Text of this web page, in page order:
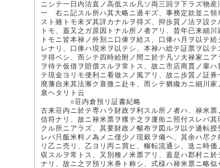
ニシテ一日内沽直ノ高低スル凡ソ両三回ヲ下ラズ物
一 右ニ記スル所ハ其大略ニ過ギズ、事務定款並ニ領
スト雖トモ未ダ其詳カナルヲ得ズ、抑歩質ノ法ヲ設
トモ、蓋又之ガ原因トナル所ノ者アリ、昔年已来細
トモニ皆本禄ノ外別ニ口俸ヲ給ス、口俸ハ月ヲ以テ
レナリ、口俸ハ現米ヲ以テシ、本禄ハ総テ証票ヲ以
ヲ得ベシ、而シテ四時給附ノ間ニ於テ凡ソ大禄家ニ
ヲ待テ仮借ヲ賠償スルヲ常トス、故ニ市店商賈ノ輩
テ現金ヨリモ便利ニ看做スノ風アリ、故ニ歩質ノ証
廃藩自来其法漸ク衰微ニ赴キ、而シテ猶纔カニ細川
衰ヘタリト云
○荘内倉預リ証書紀略
古来荘内ニ於テ専ハラ財政ヲ利スル所ノ者ハ、禄米
信符ナリ、故ニ禄米票ヲ獲テ之ヲ廩衙ニ照付スレバ
クル所ニアラズ、其要財政ノ暢布ヲ図ルヲ以テ逓転
レバ只飯米料ノ為メニ僅少ノ現穀ヲ備ヘ、其余ハ尽
リ乙ニ売リ、乙ヨリ丙ニ買ヒ、輾転流通シ、迭ニ時
収スルヲ常トス、又別種ノ米票アリ、蓋是ハ郡村ニ
ナリ、故ニ之ヲ預リ米券ト称シ、式様ハ禄米票ニ略